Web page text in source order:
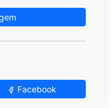
Facebook